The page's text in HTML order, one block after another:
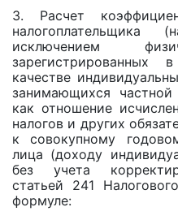
3. Расчет
налогоплательщика
исключением
качестве
занимающихся частной
как отношение
налогов и других
к совокупному
лица (доходу
без учета
статьей 241
формуле: